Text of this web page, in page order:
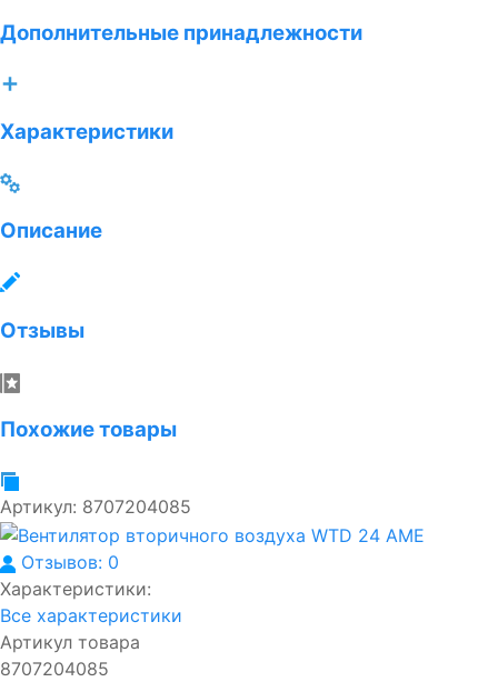
Дополнительные принадлежности
Характеристики
Описание
Отзывы
Похожие товары
Артикул: 8707204085
Отзывов: 0
Характеристики:
Все характеристики
Артикул товара
8707204085